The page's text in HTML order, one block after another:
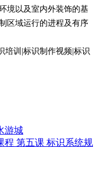
境以及室内外装饰的基
区域运行的进程及有序
游城
程 第五课 标识系统规